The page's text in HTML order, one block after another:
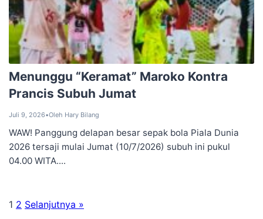
‎Menunggu “Keramat” Maroko ‎Kontra
Prancis Subuh Jumat
Juli 9, 2026•Oleh Hary Bilang
WAW! Panggung delapan besar sepak bola Piala Dunia
2026 tersaji mulai Jumat (10/7/2026) subuh ini pukul
04.00 WITA....
Paginasi
1 2 Selanjutnya »